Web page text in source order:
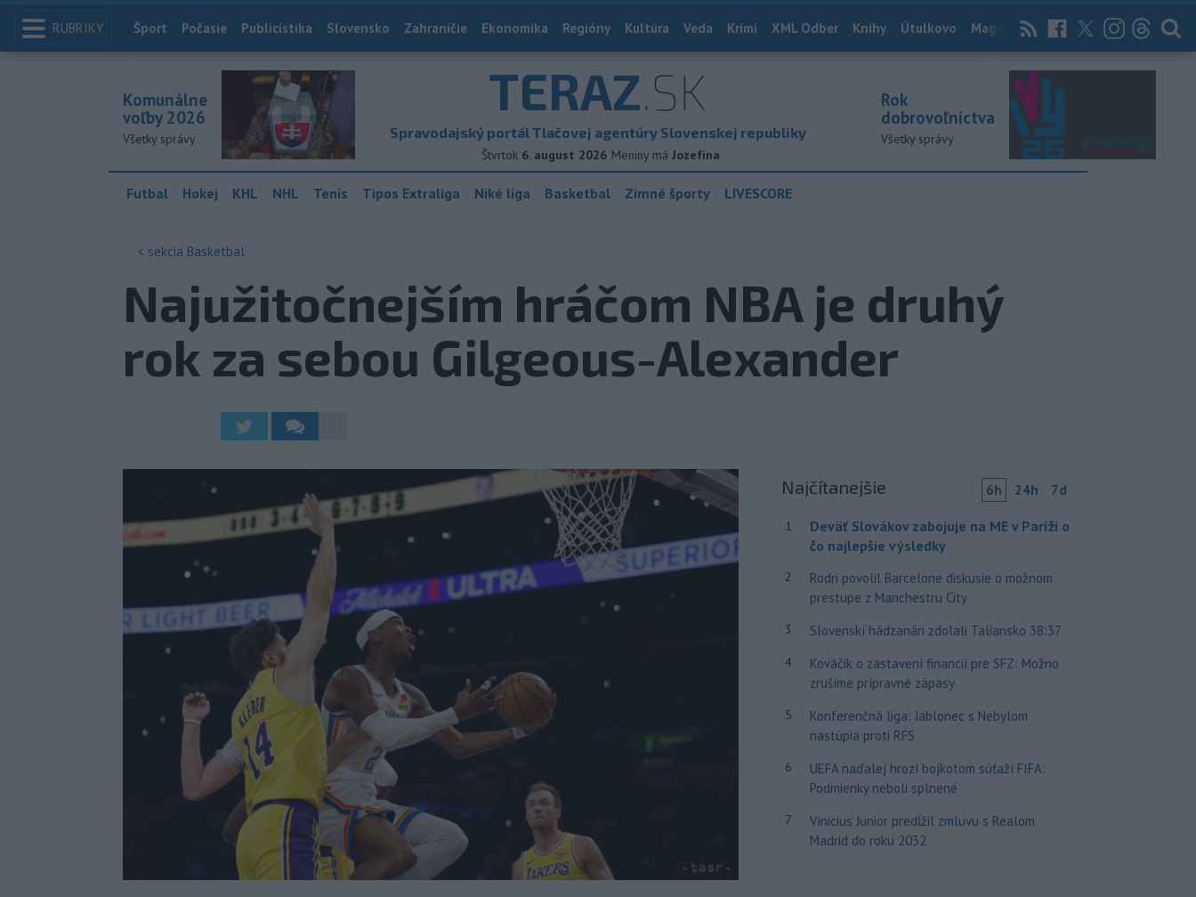
RUBRIKY Index
Šport Počasie Publicistika Slovensko Zahraničie Ekonomika Regióny Kultúra Veda Krimi XML Odber Knihy Útulkovo Magazín News Now Archív
TERAZ.SK
Spravodajský portál Tlačovej agentúry Slovenskej republiky
Štvrtok 6. august 2026 Meniny má Jozefína
Komunálne
voľby 2026
Všetky správy
Rok
dobrovoľníctva
Všetky správy
Futbal Hokej KHL NHL Tenis Tipos Extraliga Niké liga Basketbal Zimné športy LIVESCORE
< sekcia Basketbal
Najužitočnejším hráčom NBA je druhý
rok za sebou Gilgeous-Alexander
Najčítanejšie 6h 24h 7d
1
Deväť Slovákov zabojuje na ME v Paríži o
čo najlepšie výsledky
2
Rodri povolil Barcelone diskusie o možnom
prestupe z Manchestru City
3 Slovenskí hádzanári zdolali Taliansko 38:37
4
Kováčik o zastavení financií pre SFZ: Možno
zrušíme prípravné zápasy
5
Konferenčná liga: Jablonec s Nebylom
nastúpia proti RFS
6
UEFA naďalej hrozí bojkotom súťaží FIFA:
Podmienky neboli splnené
7
Vinicius Junior predĺžil zmluvu s Realom
Madrid do roku 2032